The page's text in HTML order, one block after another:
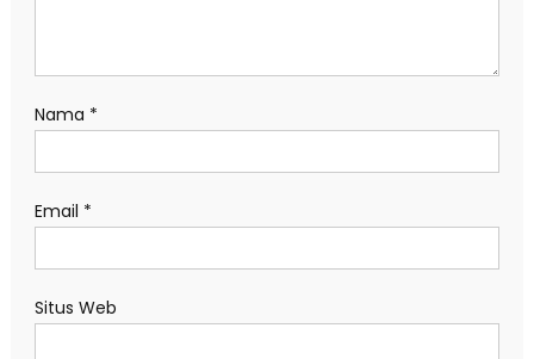
Nama *
Email *
Situs Web